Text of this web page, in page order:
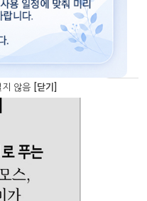
아,요엘,아모스,오바댜,
지 않음 [닫기]